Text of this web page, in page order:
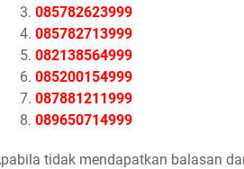
085782623999
085782713999
082138564999
085200154999
087881211999
089650714999
tidak mendapatkan balasan